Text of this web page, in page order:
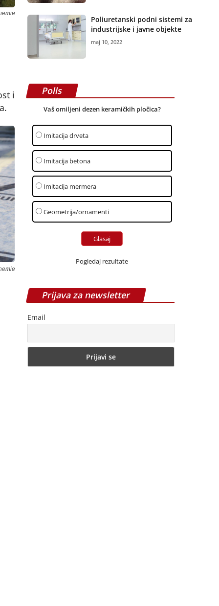
i
Poliuretanski podni sistemi za
industrijske i javne objekte
maj 10, 2022
Polls
Vaš omiljeni dezen keramičkih pločica?
Imitacija drveta
Imitacija betona
Imitacija mermera
Geometrija/ornamenti
Pogledaj rezultate
Prijava za newsletter
Email